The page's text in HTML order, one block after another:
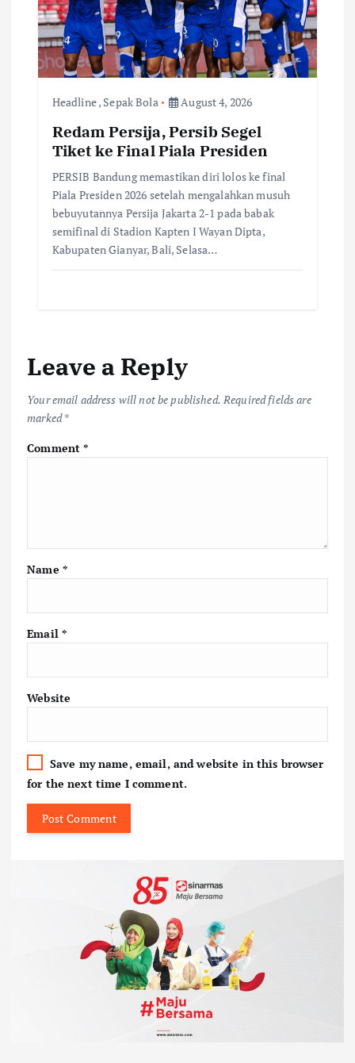
Headline, Sepak Bola August 4, 2026
Redam Persija, Persib Segel
Tiket ke Final Piala Presiden
PERSIB Bandung memastikan diri lolos ke final
Piala Presiden 2026 setelah mengalahkan musuh
bebuyutannya Persija Jakarta 2-1 pada babak
semifinal di Stadion Kapten I Wayan Dipta,
Kabupaten Gianyar, Bali, Selasa…
Leave a Reply
Your email address will not be published. Required fields are
marked*
Comment*
Name *
Email *
Website
Save my name, email, and website in this browser
for the next time I comment.